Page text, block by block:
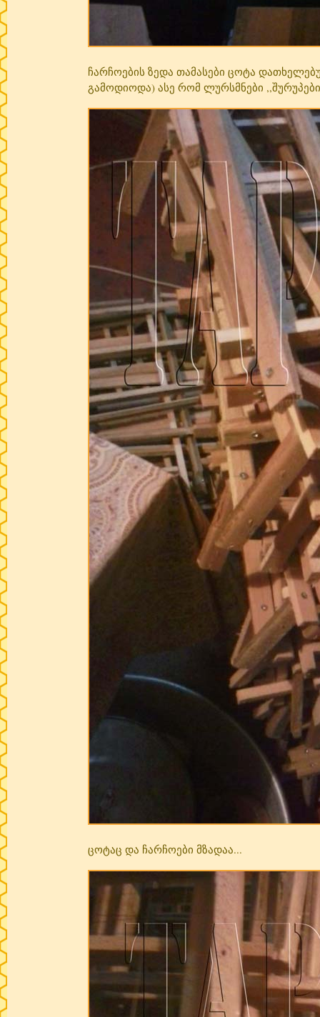
ჩარჩოების ზედა თამასები ცოტა
გამოდიოდა) ასე რომ ლურსმნები
ცოტაც და ჩარჩოები მზადაა...